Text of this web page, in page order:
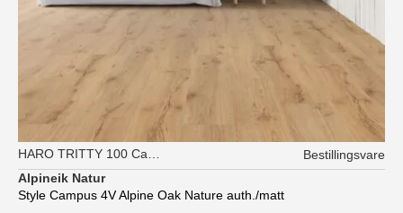
Bestillingsvare
Alpineik Natur
Style Campus 4V Alpine Oak Nature auth./matt